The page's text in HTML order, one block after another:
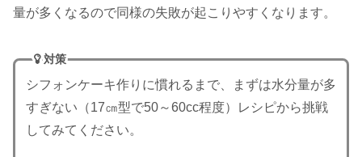
量が多くなるので同様の失敗が起こりやすくなります。
対策
シフォンケーキ作りに慣れるまで、まずは水分量が多
すぎない（17㎝型で50～60cc程度）レシピから挑戦
してみてください。